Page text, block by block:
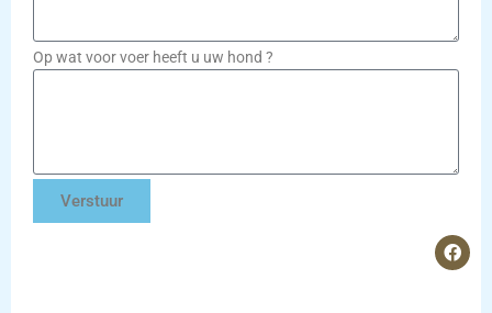
Op wat voor voer heeft u uw hond ?
Verstuur
F